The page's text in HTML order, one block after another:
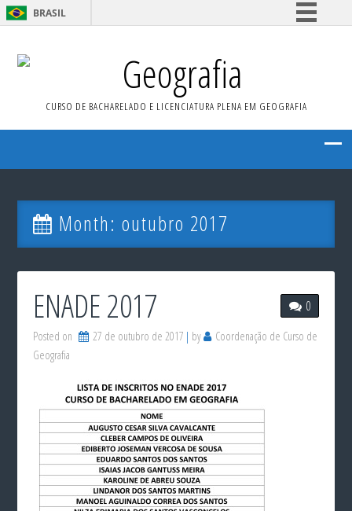
BRASIL
Comunica BR
Participe
Acesso à informação
Geografia
CURSO DE BACHARELADO E LICENCIATURA PLENA EM GEOGRAFIA
Month:outubro 2017
0
ENADE 2017
Posted on 27 de outubro de 2017 by
Coordenação de Curso de
Geografia